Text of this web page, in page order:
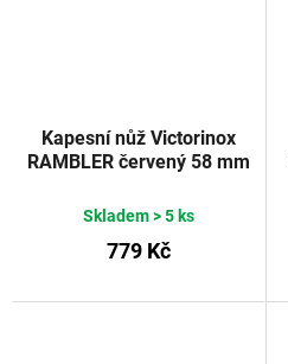
Kapesní nůž Victorinox
RAMBLER červený 58 mm
Skladem> 5 ks
779 Kč